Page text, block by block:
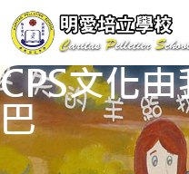
CPS文化
巴